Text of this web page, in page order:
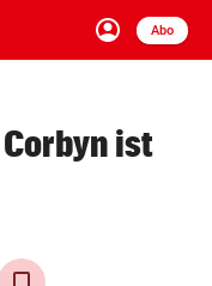
account_circle
Anmelden
Abo
close Schließen
arrow_right
ist